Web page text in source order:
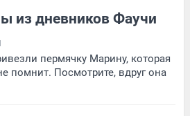
из дневников Фаучи
пермячку Марину, которая
помнит. Посмотрите, вдруг она